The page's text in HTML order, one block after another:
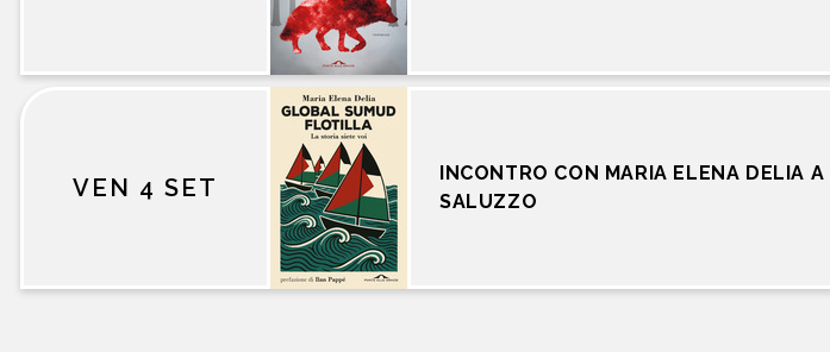
VEN 4 SET
INCONTRO CON MARIA ELENA DELIA A
SALUZZO